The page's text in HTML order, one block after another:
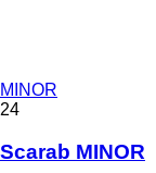
MINOR
24
Scarab MINOR